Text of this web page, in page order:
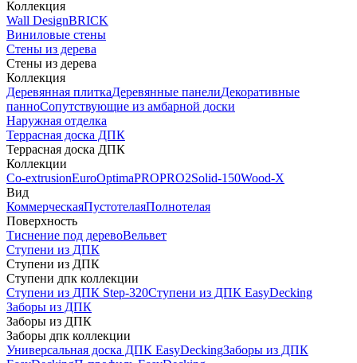
Коллекция
Wall DesignBRICK
Виниловые стены
Стены из дерева
Стены из дерева
Коллекция
Деревянная плиткаДеревянные панелиДекоративные
панноСопутствующие из амбарной доски
Наружная отделка
Террасная доска ДПК
Террасная доска ДПК
Коллекции
Co-extrusionEuroOptimaPROPRO2Solid-150Wood-X
Вид
КоммерческаяПустотелаяПолнотелая
Поверхность
Тиснение под деревоВельвет
Ступени из ДПК
Ступени из ДПК
Ступени дпк коллекции
Ступени из ДПК Step-320Ступени из ДПК EasyDecking
Заборы из ДПК
Заборы из ДПК
Заборы дпк коллекции
Универсальная доска ДПК EasyDeckingЗаборы из ДПК